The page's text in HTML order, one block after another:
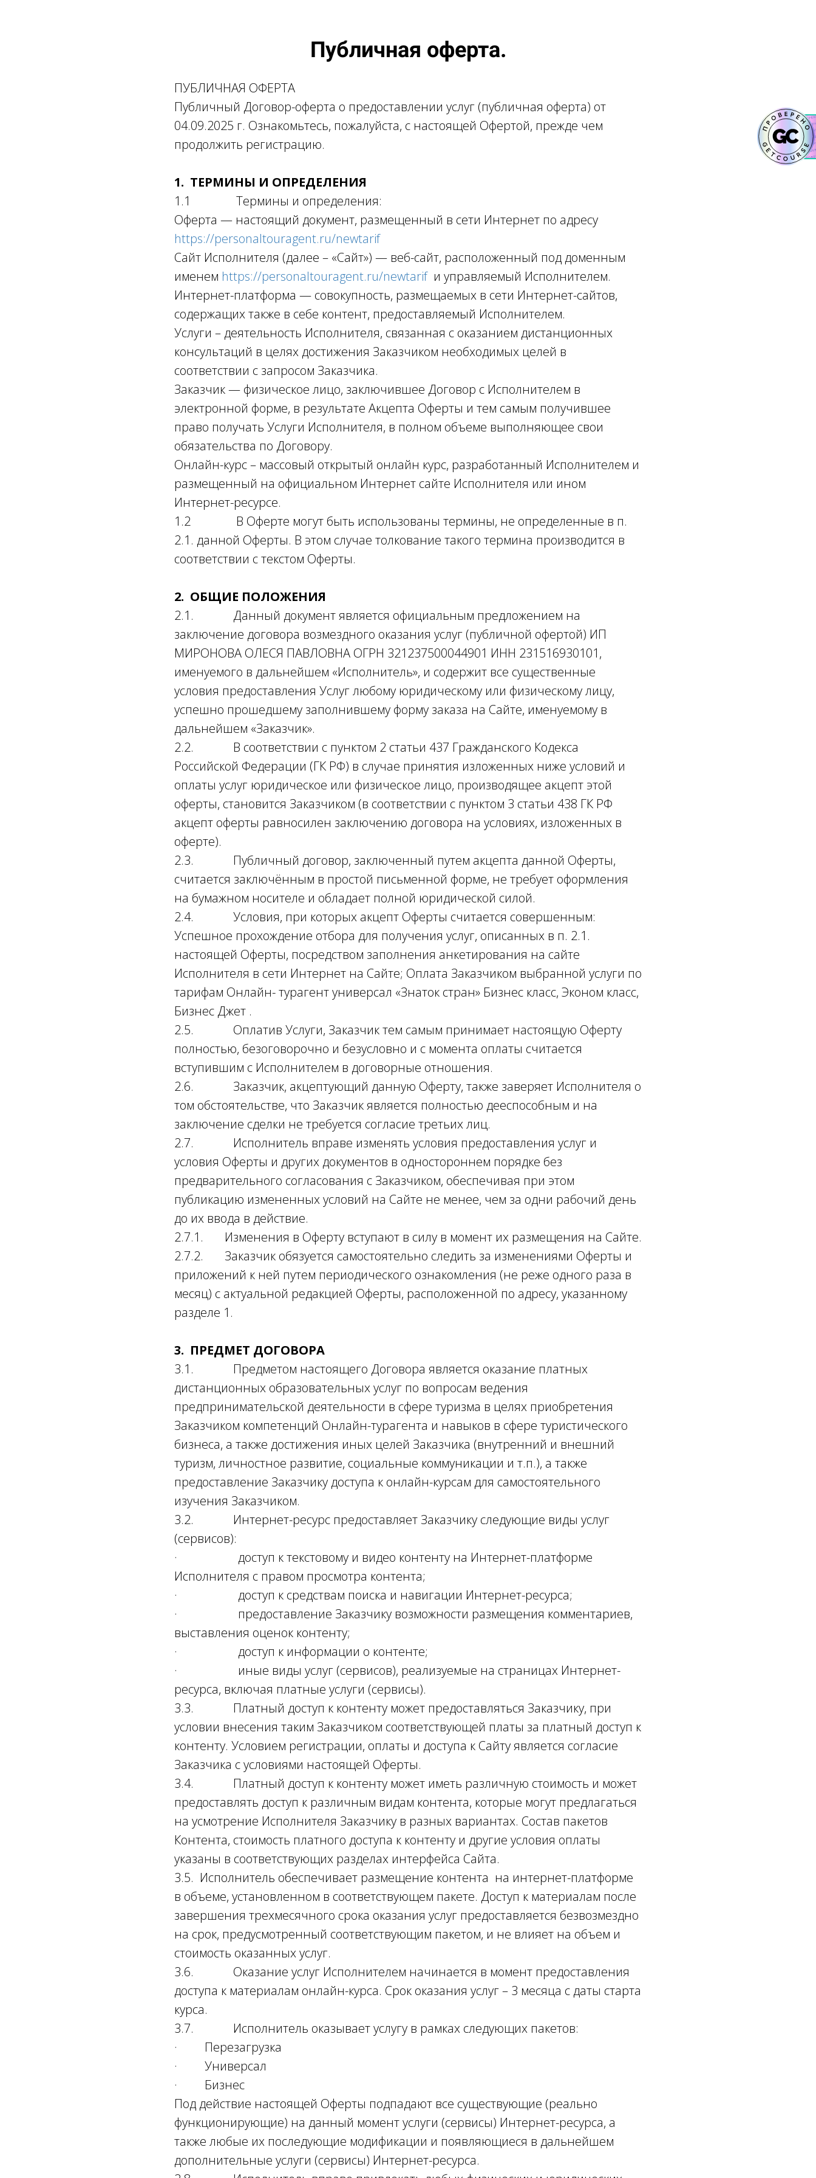
Публичная оферта.
ПУБЛИЧНАЯ ОФЕРТА
Публичный Договор-оферта о предоставлении услуг (публичная оферта) от
04.09.2025 г. Ознакомьтесь, пожалуйста, с настоящей Офертой, прежде чем
продолжить регистрацию.
1. ТЕРМИНЫ И ОПРЕДЕЛЕНИЯ
1.1 Термины и определения:
Оферта — настоящий документ, размещенный в сети Интернет по адресу
https://personaltouragent.ru/newtarif
Сайт Исполнителя (далее – «Сайт») — веб-сайт, расположенный под доменным
именем https://personaltouragent.ru/newtarifи управляемый Исполнителем.
Интернет-платформа — совокупность, размещаемых в сети Интернет-сайтов,
содержащих также в себе контент, предоставляемый Исполнителем.
Услуги – деятельность Исполнителя, связанная с оказанием дистанционных
консультаций в целях достижения Заказчиком необходимых целей в
соответствии с запросом Заказчика.
Заказчик — физическое лицо, заключившее Договор с Исполнителем в
электронной форме, в результате Акцепта Оферты и тем самым получившее
право получать Услуги Исполнителя, в полном объеме выполняющее свои
обязательства по Договору.
Онлайн-курс – массовый открытый онлайн курс, разработанный Исполнителем и
размещенный на официальном Интернет сайте Исполнителя или ином
Интернет-ресурсе.
1.2 В Оферте могут быть использованы термины, не определенные в п.
2.1. данной Оферты. В этом случае толкование такого термина производится в
соответствии с текстом Оферты.
2. ОБЩИЕ ПОЛОЖЕНИЯ
2.1. Данный документ является официальным предложением на
заключение договора возмездного оказания услуг (публичной офертой) ИП
МИРОНОВА ОЛЕСЯ ПАВЛОВНА ОГРН 321237500044901 ИНН 231516930101,
именуемого в дальнейшем «Исполнитель», и содержит все существенные
условия предоставления Услуг любому юридическому или физическому лицу,
успешно прошедшему заполнившему форму заказа на Сайте, именуемому в
дальнейшем «Заказчик».
2.2. В соответствии с пунктом 2 статьи 437 Гражданского Кодекса
Российской Федерации (ГК РФ) в случае принятия изложенных ниже условий и
оплаты услуг юридическое или физическое лицо, производящее акцепт этой
оферты, становится Заказчиком (в соответствии с пунктом 3 статьи 438 ГК РФ
акцепт оферты равносилен заключению договора на условиях, изложенных в
оферте).
2.3. Публичный договор, заключенный путем акцепта данной Оферты,
считается заключённым в простой письменной форме, не требует оформления
на бумажном носителе и обладает полной юридической силой.
2.4. Условия, при которых акцепт Оферты считается совершенным:
Успешное прохождение отбора для получения услуг, описанных в п. 2.1.
настоящей Оферты, посредством заполнения анкетирования на сайте
Исполнителя в сети Интернет на Сайте; Оплата Заказчиком выбранной услуги по
тарифам Онлайн- турагент универсал «Знаток стран» Бизнес класс, Эконом класс,
Бизнес Джет .
2.5. Оплатив Услуги, Заказчик тем самым принимает настоящую Оферту
полностью, безоговорочно и безусловно и с момента оплаты считается
вступившим с Исполнителем в договорные отношения.
2.6. Заказчик, акцептующий данную Оферту, также заверяет Исполнителя о
том обстоятельстве, что Заказчик является полностью дееспособным и на
заключение сделки не требуется согласие третьих лиц.
2.7. Исполнитель вправе изменять условия предоставления услуг и
условия Оферты и других документов в одностороннем порядке без
предварительного согласования с Заказчиком, обеспечивая при этом
публикацию измененных условий на Сайте не менее, чем за одни рабочий день
до их ввода в действие.
2.7.1. Изменения в Оферту вступают в силу в момент их размещения на Сайте.
2.7.2. Заказчик обязуется самостоятельно следить за изменениями Оферты и
приложений к ней путем периодического ознакомления (не реже одного раза в
месяц) с актуальной редакцией Оферты, расположенной по адресу, указанному
разделе 1.
3. ПРЕДМЕТ ДОГОВОРА
3.1. Предметом настоящего Договора является оказание платных
дистанционных образовательных услуг по вопросам ведения
предпринимательской деятельности в сфере туризма в целях приобретения
Заказчиком компетенций Онлайн-турагента и навыков в сфере туристического
бизнеса, а также достижения иных целей Заказчика (внутренний и внешний
туризм, личностное развитие, социальные коммуникации и т.п.), а также
предоставление Заказчику доступа к онлайн-курсам для самостоятельного
изучения Заказчиком.
3.2. Интернет-ресурс предоставляет Заказчику следующие виды услуг
(сервисов):
· доступ к текстовому и видео контенту на Интернет-платформе
Исполнителя с правом просмотра контента;
· доступ к средствам поиска и навигации Интернет-ресурса;
· предоставление Заказчику возможности размещения комментариев,
выставления оценок контенту;
· доступ к информации о контенте;
· иные виды услуг (сервисов), реализуемые на страницах Интернет-
ресурса, включая платные услуги (сервисы).
3.3. Платный доступ к контенту может предоставляться Заказчику, при
условии внесения таким Заказчиком соответствующей платы за платный доступ к
контенту. Условием регистрации, оплаты и доступа к Сайту является согласие
Заказчика с условиями настоящей Оферты.
3.4. Платный доступ к контенту может иметь различную стоимость и может
предоставлять доступ к различным видам контента, которые могут предлагаться
на усмотрение Исполнителя Заказчику в разных вариантах. Состав пакетов
Контента, стоимость платного доступа к контенту и другие условия оплаты
указаны в соответствующих разделах интерфейса Сайта.
3.5. Исполнитель обеспечивает размещение контента на интернет-платформе
в объеме, установленном в соответствующем пакете. Доступ к материалам после
завершения трехмесячного срока оказания услуг предоставляется безвозмездно
на срок, предусмотренный соответствующим пакетом, и не влияет на объем и
стоимость оказанных услуг.
3.6. Оказание услуг Исполнителем начинается в момент предоставления
доступа к материалам онлайн-курса. Срок оказания услуг – 3 месяца с даты старта
курса.
3.7. Исполнитель оказывает услугу в рамках следующих пакетов:
· Перезагрузка
· Универсал
· Бизнес
Под действие настоящей Оферты подпадают все существующие (реально
функционирующие) на данный момент услуги (сервисы) Интернет-ресурса, а
также любые их последующие модификации и появляющиеся в дальнейшем
дополнительные услуги (сервисы) Интернет-ресурса.